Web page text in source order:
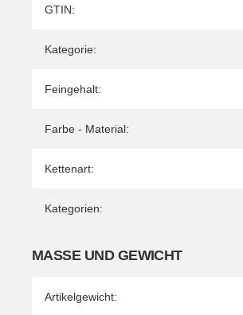
Produkteigenschaft
Wert
GTIN:
Kategorie:
Feingehalt:
Farbe - Material:
Kettenart:
Kategorien:
MASSE UND GEWICHT
Artikelgewicht: